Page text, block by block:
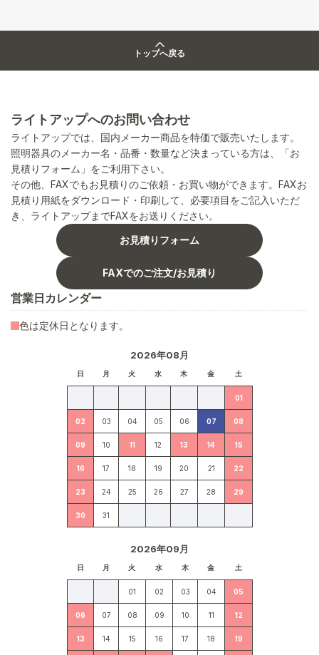
トップへ戻る
ライトアップへのお問い合わせ
ライトアップでは、国内メーカー商品を特価で販売いたします。
照明器具のメーカー名・品番・数量など決まっている方は、「お
見積りフォーム」をご利用下さい。
その他、FAXでもお見積りのご依頼・お買い物ができます。FAXお
見積り用紙をダウンロード・印刷して、必要項目をご記入いただ
き、ライトアップまでFAXをお送りください。
お見積りフォーム
FAXでのご注文/お見積り
営業日カレンダー
2026年08月
日 月 火 水 木 金 土
01
02 03 04 05 06 07 08
09 10 11 12 13 14 15
16 17 18 19 20 21 22
23 24 25 26 27 28 29
30 31
2026年09月
日 月 火 水 木 金 土
01 02 03 04 05
06 07 08 09 10 11 12
13 14 15 16 17 18 19
色は定休日となります。